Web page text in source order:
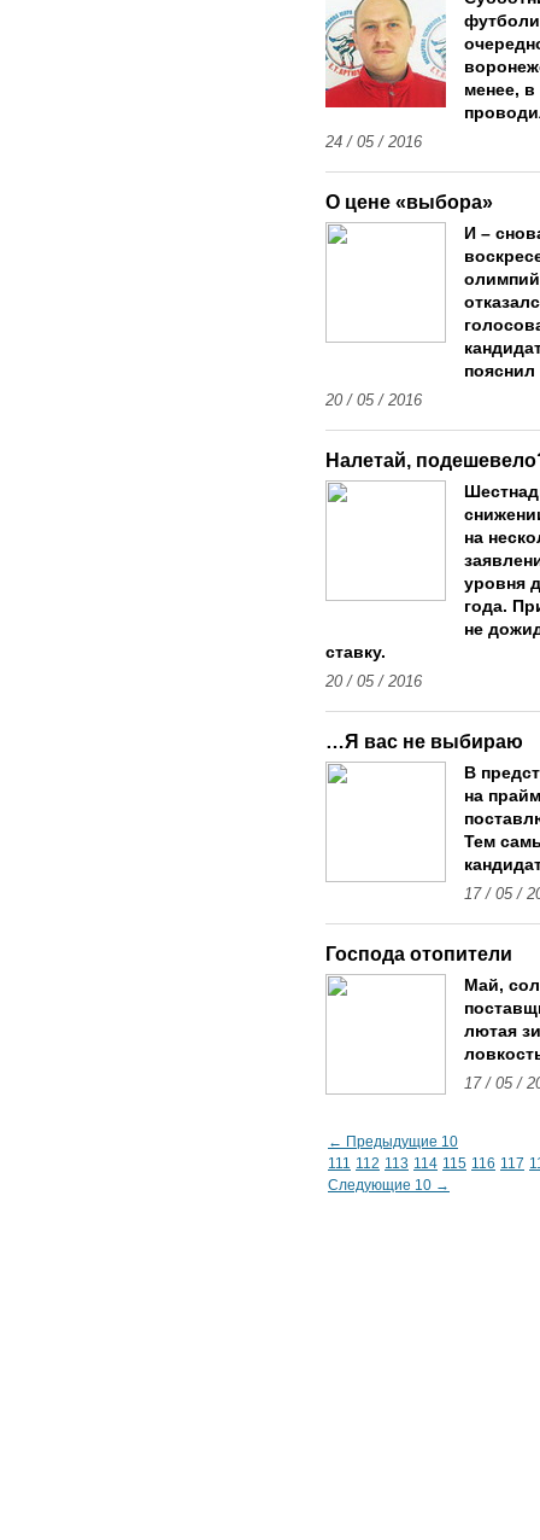
менее,
24 / 05 / 2016
О цене «выбора»
И –
пояснил
20 / 05 / 2016
Налетай,
на
уровня
года.
не
ставку.
20 / 05 / 2016
…Я вас не выбираю
В
на
Тем
17 / 05 /
Господа отопители
Май,
лютая
17 / 05 /
← Предыдущие 10
111 112 113 114 115 116 117
Следующие 10 →